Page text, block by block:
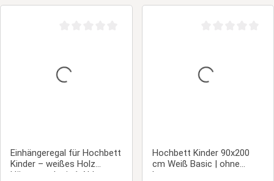
Einhängeregal für Hochbett
Kinder – weißes Holz
Hängeregal mit 1 Ablage
Hochbett Kinder 90x200
cm Weiß Basic | ohne
Lattenrost